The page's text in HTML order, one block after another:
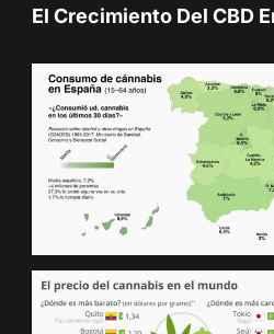
El Crecimiento Del CBD